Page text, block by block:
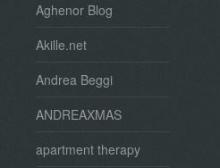
Aghenor Blog
Akille.net
Andrea Beggi
ANDREAXMAS
apartment therapy